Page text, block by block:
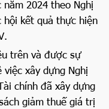
2024 theo Nghị
hội kết quả thực hiện
trên và được sự
việc xây dựng Nghị
chính đã xây dựng
giảm thuế giá trị